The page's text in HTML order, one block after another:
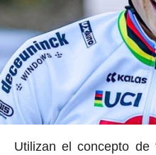
Utilizan el concepto de